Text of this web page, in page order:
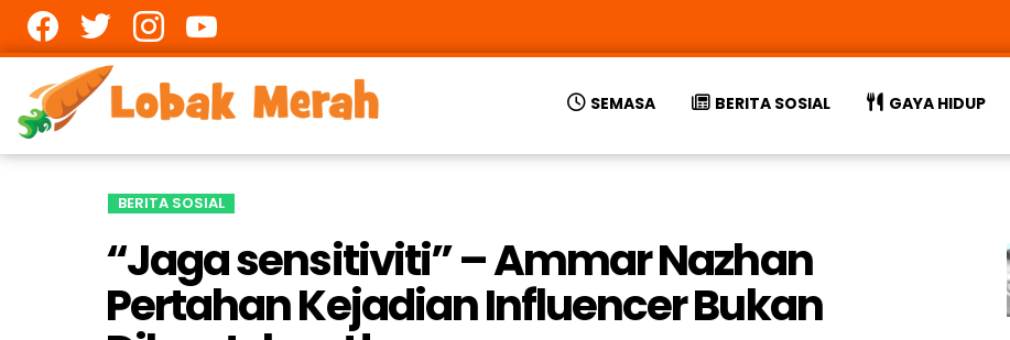
SEMASA BERITA SOSIAL GAYA HIDUP
BERITA SOSIAL
“Jaga sensitiviti” – Ammar Nazhan
Pertahan Kejadian Influencer Bukan